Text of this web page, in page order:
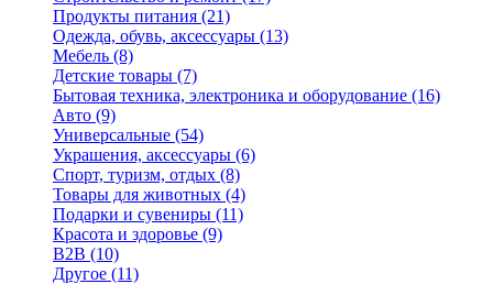
Продукты питания (21)
Одежда, обувь, аксессуары (13)
Мебель (8)
Детские товары (7)
Бытовая техника, электроника и оборудование (16)
Авто (9)
Универсальные (54)
Украшения, аксессуары (6)
Спорт, туризм, отдых (8)
Товары для животных (4)
Подарки и сувениры (11)
Красота и здоровье (9)
B2B (10)
Другое (11)